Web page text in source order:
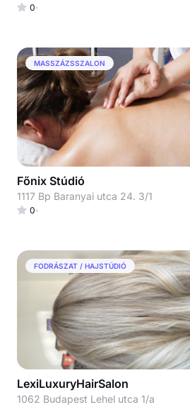
0
MASSZÁZSSZALON
Főnix Stúdió
1117 Bp Baranyai utca 24. 3/1
0
FODRÁSZAT / HAJSTÚDIÓ
LexiLuxuryHairSalon
1062 Budapest Lehel utca 1/a